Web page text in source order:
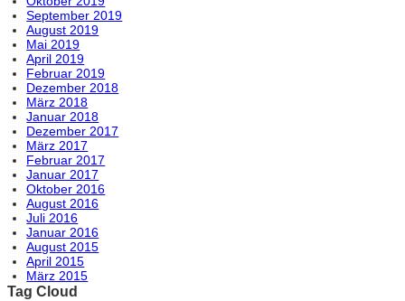
September 2019
August 2019
Mai 2019
April 2019
Februar 2019
Dezember 2018
März 2018
Januar 2018
Dezember 2017
März 2017
Februar 2017
Januar 2017
Oktober 2016
August 2016
Juli 2016
Januar 2016
August 2015
April 2015
März 2015
Tag Cloud